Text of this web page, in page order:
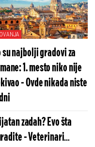
su najbolji gradovi za
1. mesto niko nije
- Ovde nikada niste
zadah? Evo šta
- Veterinari